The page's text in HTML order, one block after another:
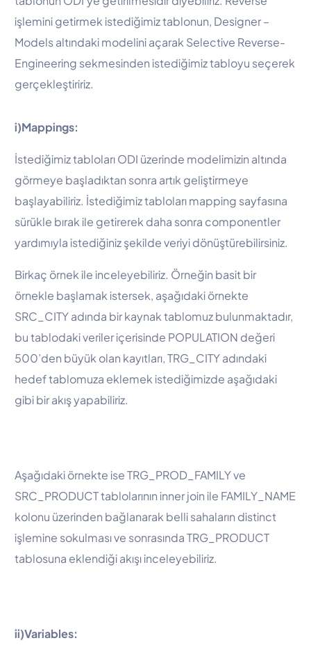
işlemini getirmek istediğimiz tablonun, Designer –
Models altındaki modelini açarak Selective Reverse-
Engineering sekmesinden istediğimiz tabloyu seçerek
gerçekleştiririz.
i)Mappings:
İstediğimiz tabloları ODI üzerinde modelimizin altında
görmeye başladıktan sonra artık geliştirmeye
başlayabiliriz. İstediğimiz tabloları mapping sayfasına
sürükle bırak ile getirerek daha sonra componentler
yardımıyla istediğiniz şekilde veriyi dönüştürebilirsiniz.
Birkaç örnek ile inceleyebiliriz. Örneğin basit bir
örnekle başlamak istersek, aşağıdaki örnekte
SRC_CITY adında bir kaynak tablomuz bulunmaktadır,
bu tablodaki veriler içerisinde POPULATION değeri
500’den büyük olan kayıtları, TRG_CITY adındaki
hedef tablomuza eklemek istediğimizde aşağıdaki
gibi bir akış yapabiliriz.
Aşağıdaki örnekte ise TRG_PROD_FAMILY ve
SRC_PRODUCT tablolarının inner join ile FAMILY_NAME
kolonu üzerinden bağlanarak belli sahaların distinct
işlemine sokulması ve sonrasında TRG_PRODUCT
tablosuna eklendiği akışı inceleyebiliriz.
ii)Variables: